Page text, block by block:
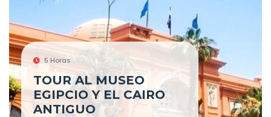
5 Horas
TOUR AL MUSEO
EGIPCIO Y EL CAIRO
ANTIGUO